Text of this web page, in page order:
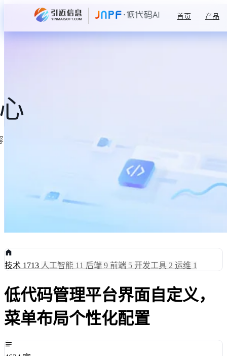
首页 产品
技术 1713 人工智能 11 后端 9 前端 5 开发工具 2 运维 1
低代码管理平台界面自定义，
菜单布局个性化配置